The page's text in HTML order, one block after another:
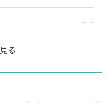
る